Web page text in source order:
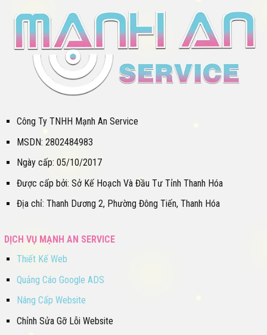
Công Ty TNHH Mạnh An Service
MSDN: 2802484983
Ngày cấp: 05/10/2017
Được cấp bởi: Sở Kế Hoạch Và Đầu Tư Tỉnh Thanh Hóa
Địa chỉ: Thanh Dương 2, Phường Đông Tiến, Thanh Hóa
DỊCH VỤ MẠNH AN SERVICE
Thiết Kế Web
Quảng Cáo Google ADS
Nâng Cấp Website
Chỉnh Sửa Gỡ Lỗi Website